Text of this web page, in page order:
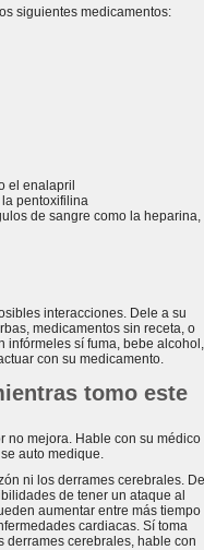
siguientes medicamentos:
el enalapril
pentoxifilina
de sangre como la heparina,
interacciones. Dele a su
medicamentos sin receta, o
infórmeles sí fuma, bebe alcohol,
con su medicamento.
tomo este
no mejora. Hable con su médico
auto medique.
ni los derrames cerebrales. De
de tener un ataque al
aumentar entre más tiempo
cardiacas. Sí toma
derrames cerebrales, hable con